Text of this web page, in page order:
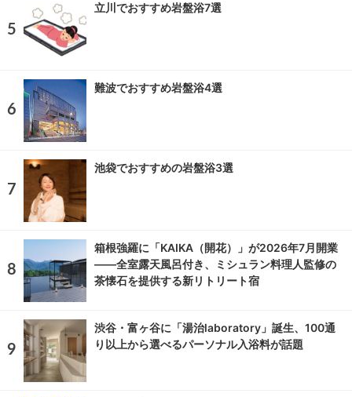
立川でおすすめ岩盤浴7選
難波でおすすめ岩盤浴4選
池袋でおすすめの岩盤浴3選
箱根強羅に「KAIKA（開花）」が2026年7月開業
――全室露天風呂付き、ミシュラン料理人監修の
茶懐石を提供する新リトリート宿
渋谷・富ヶ谷に「湯治laboratory」誕生、100通
り以上から選べるパーソナル入浴料が話題